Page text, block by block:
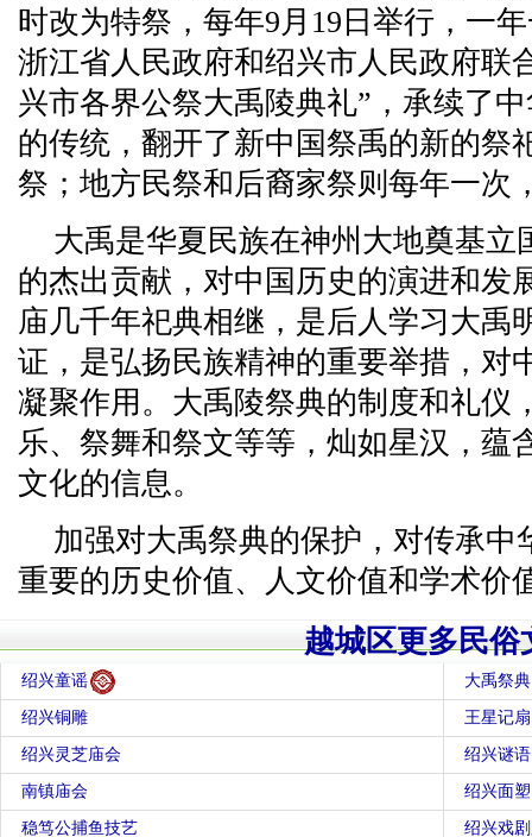
时改为特祭，每年9月19日举行，一
浙江省人民政府和绍兴市人民政府联
兴市各界公祭大禹陵典礼”，承续了
的传统，翻开了新中国祭禹的新的祭
祭；地方民祭和后裔家祭则每年一次
大禹是华夏民族在神州大地奠基立
的杰出贡献，对中国历史的演进和发
庙几千年祀典相继，是后人学习大禹
证，是弘扬民族精神的重要举措，对
凝聚作用。大禹陵祭典的制度和礼仪
乐、祭舞和祭文等等，灿如星汉，蕴
文化的信息。
加强对大禹祭典的保护，对传承中
重要的历史价值、人文价值和学术价
越城区更多民俗
绍兴童谣 大禹祭典
绍兴铜雕 王星记扇
绍兴灵芝庙会 绍兴谜语
南镇庙会 绍兴面塑
稳笃公捕鱼技艺 绍兴戏